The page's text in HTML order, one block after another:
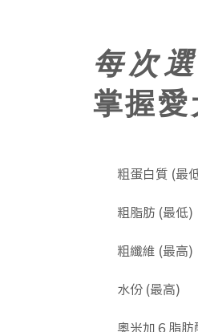
每次
掌握
粗蛋白質 (最
​粗脂肪 (最低)
粗纖維 (最高)
水份 (最高)
奧米加６脂肪